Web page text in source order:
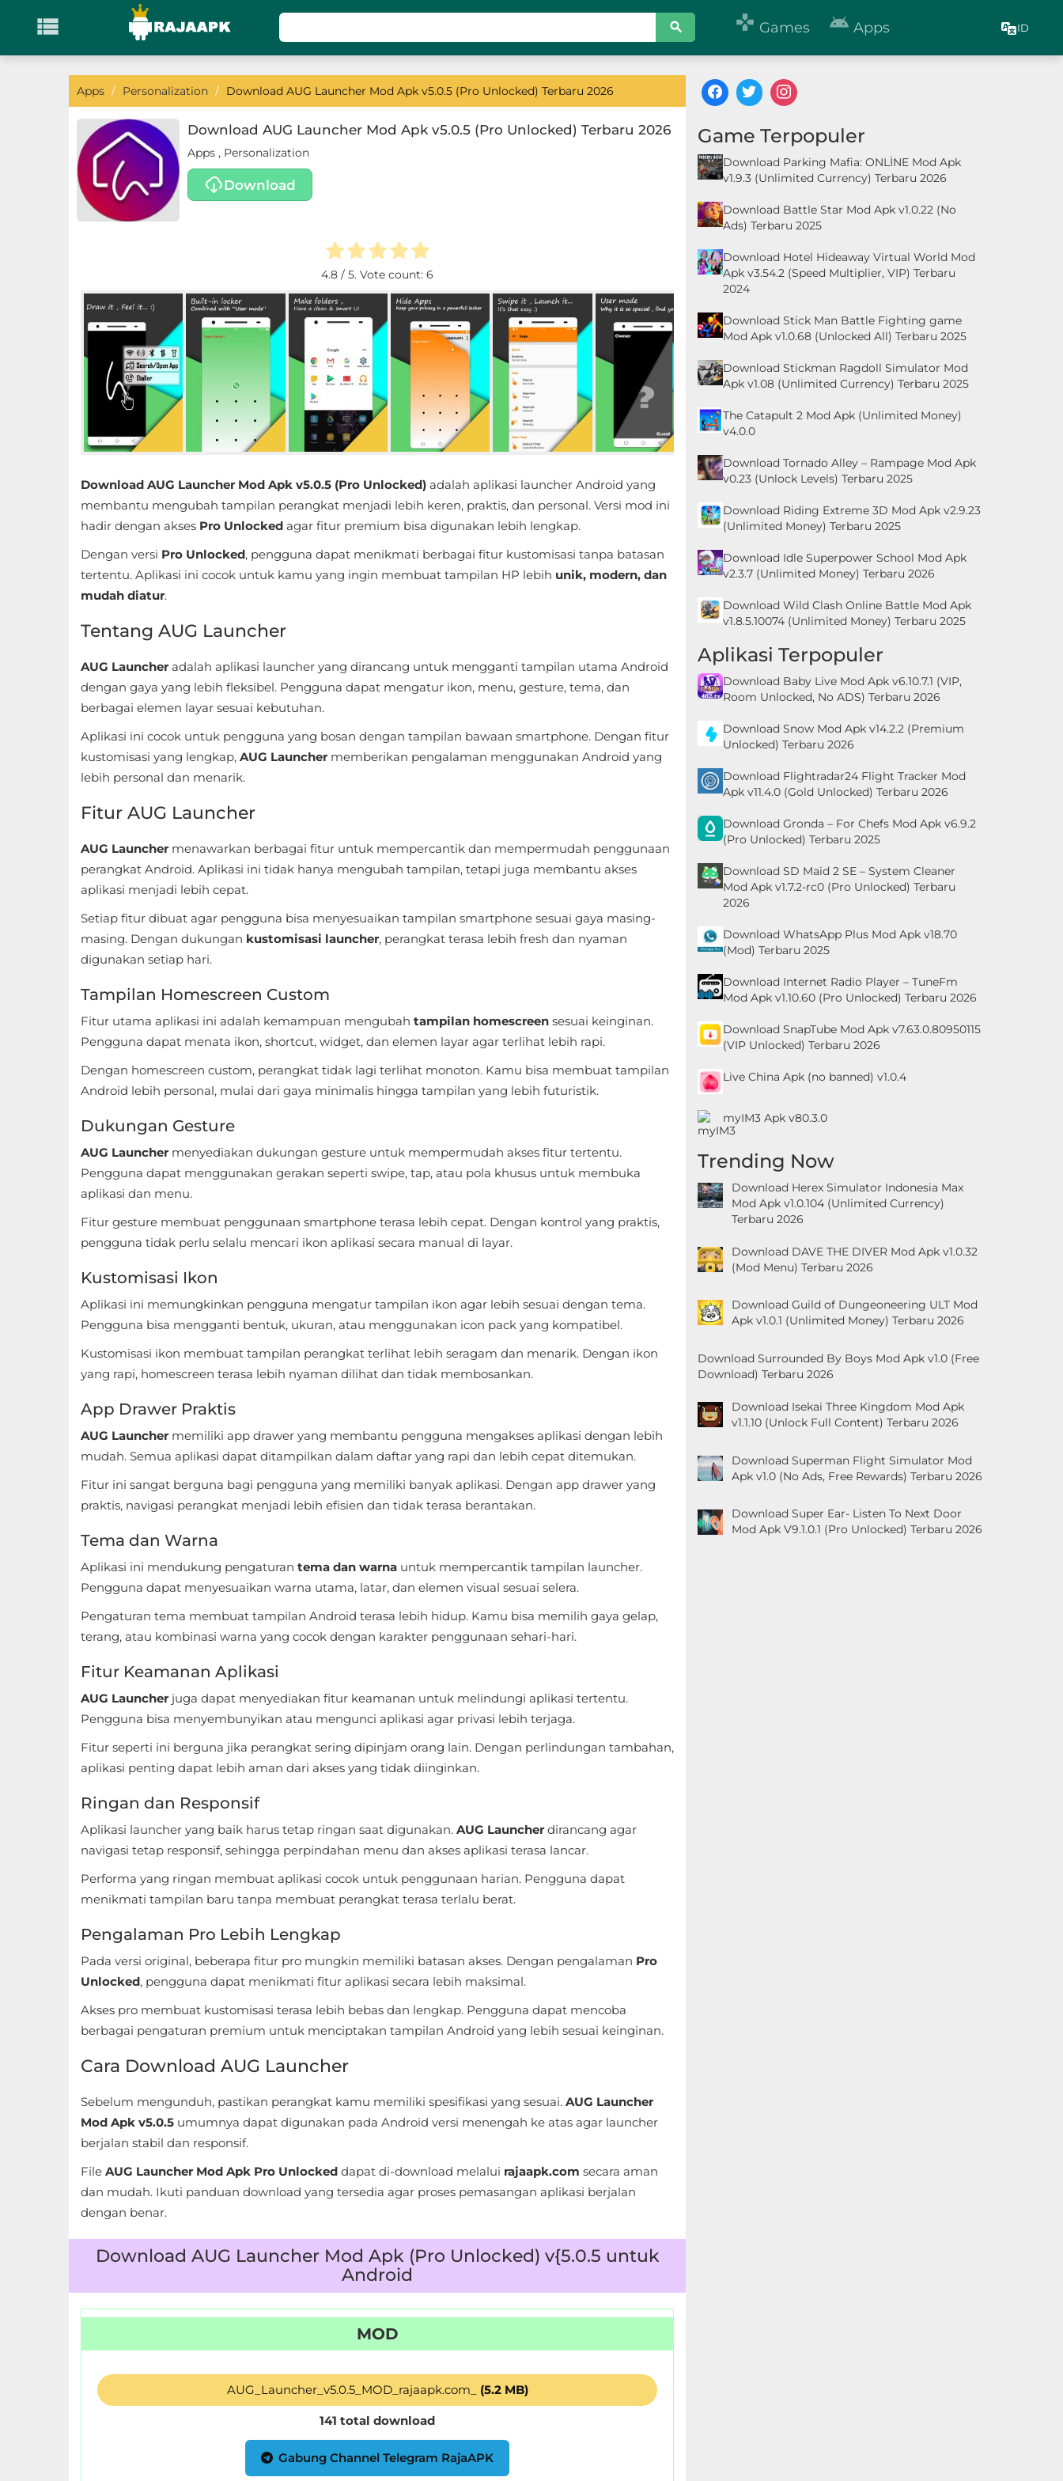
  Games  Apps ID
KATEGORI
Games
Adventure
Hypercasual
Reference
Communication
Education
Entertainment
Navigation
Apps / Personalization / Download AUG Launcher Mod Apk v5.0.5 (Pro Unlocked) Terbaru 2026
Download AUG Launcher Mod Apk v5.0.5 (Pro Unlocked) Terbaru 2026
Apps , Personalization
Download
4.8 / 5. Vote count: 6
Download AUG Launcher Mod Apk v5.0.5 (Pro Unlocked) adalah aplikasi launcher Android yang
membantu mengubah tampilan perangkat menjadi lebih keren, praktis, dan personal. Versi mod ini
hadir dengan akses Pro Unlocked agar fitur premium bisa digunakan lebih lengkap.
Dengan versi Pro Unlocked, pengguna dapat menikmati berbagai fitur kustomisasi tanpa batasan
tertentu. Aplikasi ini cocok untuk kamu yang ingin membuat tampilan HP lebih unik, modern, dan
mudah diatur.
Tentang AUG Launcher
AUG Launcher adalah aplikasi launcher yang dirancang untuk mengganti tampilan utama Android
dengan gaya yang lebih fleksibel. Pengguna dapat mengatur ikon, menu, gesture, tema, dan
berbagai elemen layar sesuai kebutuhan.
Aplikasi ini cocok untuk pengguna yang bosan dengan tampilan bawaan smartphone. Dengan fitur
kustomisasi yang lengkap, AUG Launcher memberikan pengalaman menggunakan Android yang
lebih personal dan menarik.
Fitur AUG Launcher
AUG Launcher menawarkan berbagai fitur untuk mempercantik dan mempermudah penggunaan
perangkat Android. Aplikasi ini tidak hanya mengubah tampilan, tetapi juga membantu akses
aplikasi menjadi lebih cepat.
Setiap fitur dibuat agar pengguna bisa menyesuaikan tampilan smartphone sesuai gaya masing-
masing. Dengan dukungan kustomisasi launcher, perangkat terasa lebih fresh dan nyaman
digunakan setiap hari.
Tampilan Homescreen Custom
Fitur utama aplikasi ini adalah kemampuan mengubah tampilan homescreen sesuai keinginan.
Pengguna dapat menata ikon, shortcut, widget, dan elemen layar agar terlihat lebih rapi.
Dengan homescreen custom, perangkat tidak lagi terlihat monoton. Kamu bisa membuat tampilan
Android lebih personal, mulai dari gaya minimalis hingga tampilan yang lebih futuristik.
Dukungan Gesture
AUG Launcher menyediakan dukungan gesture untuk mempermudah akses fitur tertentu.
Pengguna dapat menggunakan gerakan seperti swipe, tap, atau pola khusus untuk membuka
aplikasi dan menu.
Fitur gesture membuat penggunaan smartphone terasa lebih cepat. Dengan kontrol yang praktis,
pengguna tidak perlu selalu mencari ikon aplikasi secara manual di layar.
Kustomisasi Ikon
Aplikasi ini memungkinkan pengguna mengatur tampilan ikon agar lebih sesuai dengan tema.
Pengguna bisa mengganti bentuk, ukuran, atau menggunakan icon pack yang kompatibel.
Kustomisasi ikon membuat tampilan perangkat terlihat lebih seragam dan menarik. Dengan ikon
yang rapi, homescreen terasa lebih nyaman dilihat dan tidak membosankan.
App Drawer Praktis
AUG Launcher memiliki app drawer yang membantu pengguna mengakses aplikasi dengan lebih
mudah. Semua aplikasi dapat ditampilkan dalam daftar yang rapi dan lebih cepat ditemukan.
Fitur ini sangat berguna bagi pengguna yang memiliki banyak aplikasi. Dengan app drawer yang
praktis, navigasi perangkat menjadi lebih efisien dan tidak terasa berantakan.
Tema dan Warna
Aplikasi ini mendukung pengaturan tema dan warna untuk mempercantik tampilan launcher.
Pengguna dapat menyesuaikan warna utama, latar, dan elemen visual sesuai selera.
Pengaturan tema membuat tampilan Android terasa lebih hidup. Kamu bisa memilih gaya gelap,
terang, atau kombinasi warna yang cocok dengan karakter penggunaan sehari-hari.
Fitur Keamanan Aplikasi
AUG Launcher juga dapat menyediakan fitur keamanan untuk melindungi aplikasi tertentu.
Pengguna bisa menyembunyikan atau mengunci aplikasi agar privasi lebih terjaga.
Fitur seperti ini berguna jika perangkat sering dipinjam orang lain. Dengan perlindungan tambahan,
aplikasi penting dapat lebih aman dari akses yang tidak diinginkan.
Ringan dan Responsif
Aplikasi launcher yang baik harus tetap ringan saat digunakan. AUG Launcher dirancang agar
navigasi tetap responsif, sehingga perpindahan menu dan akses aplikasi terasa lancar.
Performa yang ringan membuat aplikasi cocok untuk penggunaan harian. Pengguna dapat
menikmati tampilan baru tanpa membuat perangkat terasa terlalu berat.
Pengalaman Pro Lebih Lengkap
Pada versi original, beberapa fitur pro mungkin memiliki batasan akses. Dengan pengalaman Pro
Unlocked, pengguna dapat menikmati fitur aplikasi secara lebih maksimal.
Akses pro membuat kustomisasi terasa lebih bebas dan lengkap. Pengguna dapat mencoba
berbagai pengaturan premium untuk menciptakan tampilan Android yang lebih sesuai keinginan.
Cara Download AUG Launcher
Sebelum mengunduh, pastikan perangkat kamu memiliki spesifikasi yang sesuai. AUG Launcher
Mod Apk v5.0.5 umumnya dapat digunakan pada Android versi menengah ke atas agar launcher
berjalan stabil dan responsif.
File AUG Launcher Mod Apk Pro Unlocked dapat di-download melalui rajaapk.com secara aman
dan mudah. Ikuti panduan download yang tersedia agar proses pemasangan aplikasi berjalan
dengan benar.
Download AUG Launcher Mod Apk (Pro Unlocked) v{5.0.5 untuk
Android
MOD
AUG_Launcher_v5.0.5_MOD_rajaapk.com_ (5.2 MB)
141 total download
Gabung Channel Telegram RajaAPK
Game Terpopuler
Download Parking Mafia: ONLİNE Mod Apk
v1.9.3 (Unlimited Currency) Terbaru 2026
Download Battle Star Mod Apk v1.0.22 (No
Ads) Terbaru 2025
Download Hotel Hideaway Virtual World Mod
Apk v3.54.2 (Speed Multiplier, VIP) Terbaru
2024
Download Stick Man Battle Fighting game
Mod Apk v1.0.68 (Unlocked All) Terbaru 2025
Download Stickman Ragdoll Simulator Mod
Apk v1.08 (Unlimited Currency) Terbaru 2025
The Catapult 2 Mod Apk (Unlimited Money)
v4.0.0
Download Tornado Alley – Rampage Mod Apk
v0.23 (Unlock Levels) Terbaru 2025
Download Riding Extreme 3D Mod Apk v2.9.23
(Unlimited Money) Terbaru 2025
Download Idle Superpower School Mod Apk
v2.3.7 (Unlimited Money) Terbaru 2026
Download Wild Clash Online Battle Mod Apk
v1.8.5.10074 (Unlimited Money) Terbaru 2025
Aplikasi Terpopuler
Download Baby Live Mod Apk v6.10.7.1 (VIP,
Room Unlocked, No ADS) Terbaru 2026
Download Snow Mod Apk v14.2.2 (Premium
Unlocked) Terbaru 2026
Download Flightradar24 Flight Tracker Mod
Apk v11.4.0 (Gold Unlocked) Terbaru 2026
Download Gronda – For Chefs Mod Apk v6.9.2
(Pro Unlocked) Terbaru 2025
Download SD Maid 2 SE – System Cleaner
Mod Apk v1.7.2-rc0 (Pro Unlocked) Terbaru
2026
Download WhatsApp Plus Mod Apk v18.70
(Mod) Terbaru 2025
Download Internet Radio Player – TuneFm
Mod Apk v1.10.60 (Pro Unlocked) Terbaru 2026
Download SnapTube Mod Apk v7.63.0.80950115
(VIP Unlocked) Terbaru 2026
Live China Apk (no banned) v1.0.4
myIM3 Apk v80.3.0
Trending Now
Download Herex Simulator Indonesia Max
Mod Apk v1.0.104 (Unlimited Currency)
Terbaru 2026
Download DAVE THE DIVER Mod Apk v1.0.32
(Mod Menu) Terbaru 2026
Download Guild of Dungeoneering ULT Mod
Apk v1.0.1 (Unlimited Money) Terbaru 2026
Download Surrounded By Boys Mod Apk v1.0 (Free
Download) Terbaru 2026
Download Isekai Three Kingdom Mod Apk
v1.1.10 (Unlock Full Content) Terbaru 2026
Download Superman Flight Simulator Mod
Apk v1.0 (No Ads, Free Rewards) Terbaru 2026
Download Super Ear- Listen To Next Door
Mod Apk V9.1.0.1 (Pro Unlocked) Terbaru 2026